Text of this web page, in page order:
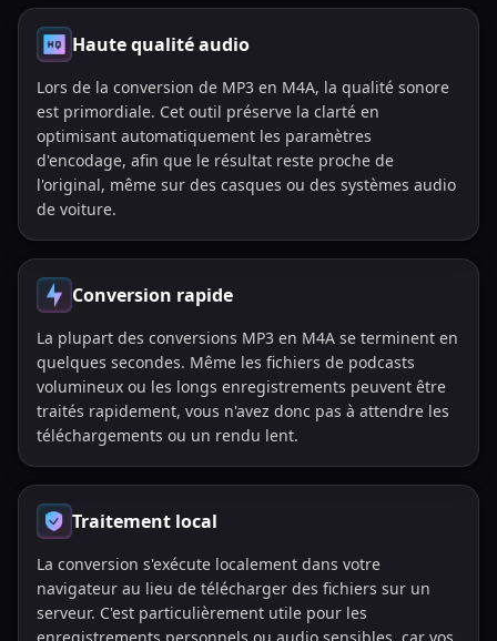
Haute qualité audio
Lors de la conversion de MP3 en M4A, la qualité sonore
est primordiale. Cet outil préserve la clarté en
optimisant automatiquement les paramètres
d'encodage, afin que le résultat reste proche de
l'original, même sur des casques ou des systèmes audio
de voiture.
Conversion rapide
La plupart des conversions MP3 en M4A se terminent en
quelques secondes. Même les fichiers de podcasts
volumineux ou les longs enregistrements peuvent être
traités rapidement, vous n'avez donc pas à attendre les
téléchargements ou un rendu lent.
Traitement local
La conversion s'exécute localement dans votre
navigateur au lieu de télécharger des fichiers sur un
serveur. C'est particulièrement utile pour les